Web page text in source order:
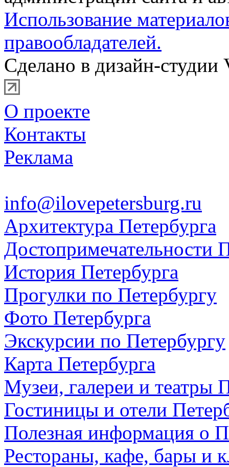
Использование
правообладателей.
Сделано в дизайн-студии
О проекте
Контакты
Реклама
info@ilovepetersburg.ru
Архитектура Петербурга
Достопримечательности
История Петербурга
Прогулки по Петербургу
Фото Петербурга
Экскурсии по Петербургу
Карта Петербурга
Музеи, галереи и театры
Гостиницы и отели
Полезная информация о
Рестораны, кафе, бары и